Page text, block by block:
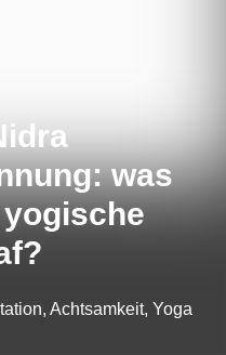
was
, Achtsamkeit, Yoga